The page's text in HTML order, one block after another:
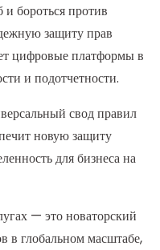
бороться против
защиту прав
цифровые платформы в
и подотчетности.
свод правил
новую защиту
для бизнеса на
— это новаторский
в глобальном масштабе,